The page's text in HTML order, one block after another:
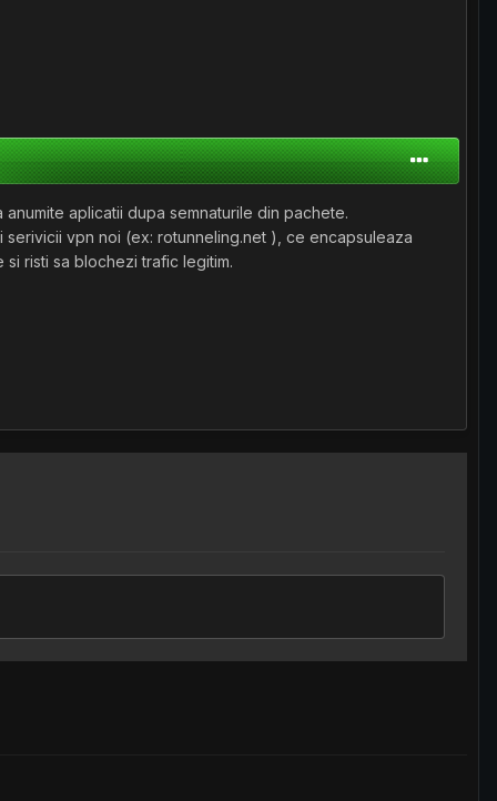
aplicatii dupa semnaturile din pachete.
vpn noi (ex: rotunneling.net ), ce encapsuleaza
risti sa blochezi trafic legitim.